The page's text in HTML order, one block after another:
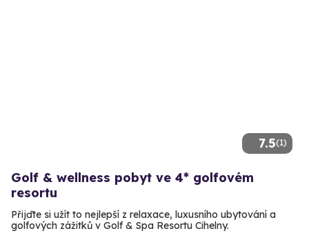
7.5(1)
Golf & wellness pobyt ve 4* golfovém
resortu
Přijďte si užít to nejlepší z relaxace, luxusního ubytování a
golfových zážitků v Golf & Spa Resortu Cihelny.